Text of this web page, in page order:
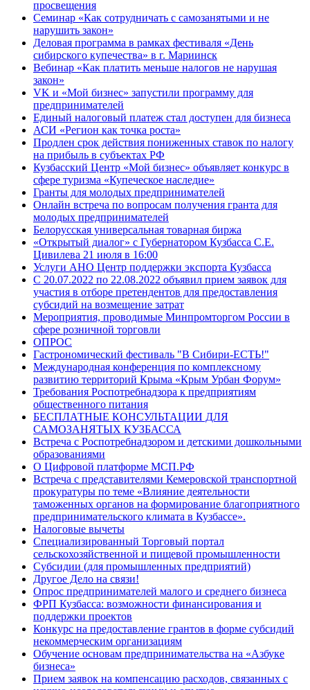
просвещения
Семинар «Как сотрудничать с самозанятыми и не
нарушить закон»
Деловая программа в рамках фестиваля «День
сибирского купечества» в г. Мариинск
Вебинар «Как платить меньше налогов не нарушая
закон»
VK и «Мой бизнес» запустили программу для
предпринимателей
Единый налоговый платеж стал доступен для бизнеса
АСИ «Регион как точка роста»
Продлен срок действия пониженных ставок по налогу
на прибыль в субъектах РФ
Кузбасский Центр «Мой бизнес» объявляет конкурс в
сфере туризма «Купеческое наследие»
Гранты для молодых предпринимателей
Онлайн встреча по вопросам получения гранта для
молодых предпринимателей
Белорусская универсальная товарная биржа
«Открытый диалог» с Губернатором Кузбасса С.Е.
Цивилева 21 июля в 16:00
Услуги АНО Центр поддержки экспорта Кузбасса
С 20.07.2022 по 22.08.2022 объявил прием заявок для
участия в отборе претендентов для предоставления
субсидий на возмещение затрат
Мероприятия, проводимые Минпромторгом России в
сфере розничной торговли
ОПРОС
Гастрономический фестиваль "В Сибири-ЕСТЬ!"
Международная конференция по комплексному
развитию территорий Крыма «Крым Урбан Форум»
Требования Роспотребнадзора к предприятиям
общественного питания
БЕСПЛАТНЫЕ КОНСУЛЬТАЦИИ ДЛЯ
САМОЗАНЯТЫХ КУЗБАССА
Встреча с Роспотребнадзором и детскими дошкольными
образованиями
О Цифровой платформе МСП.РФ
Встреча с представителями Кемеровской транспортной
прокуратуры по теме «Влияние деятельности
таможенных органов на формирование благоприятного
предпринимательского климата в Кузбассе».
Налоговые вычеты
Специализированный Торговый портал
сельскохозяйственной и пищевой промышленности
Субсидии (для промышленных предприятий)
Другое Дело на связи!
Опрос предпринимателей малого и среднего бизнеса
ФРП Кузбасса: возможности финансирования и
поддержки проектов
Конкурс на предоставление грантов в форме субсидий
некоммерческим организациям
Обучение основам предпринимательства на «Азбуке
бизнеса»
Прием заявок на компенсацию расходов, связанных с